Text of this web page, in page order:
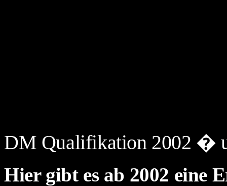
DM Qualifikation 2002 �
Hier gibt es ab 2002 eine